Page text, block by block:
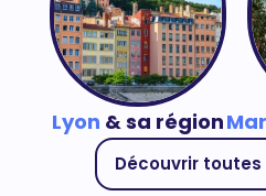
Lyon & sa région
Découvrir